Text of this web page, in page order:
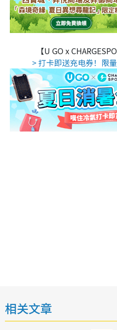
【U GO x
> 打卡即送充电券！限
相关文章